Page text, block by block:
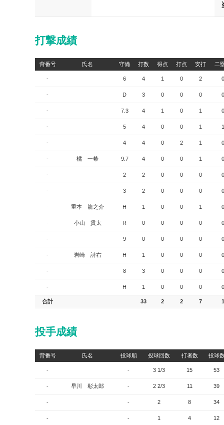
打撃成績
背番号 氏名 守備 打数 得点 打点 安打 二
- 6 4 1 0 2 0
- D 3 0 0 0 0
- 7.3 4 1 0 1 0
- 5 4 0 0 1 1
- 4 4 0 2 1 0
- 橘 一希 9.7 4 0 0 1 0
- 2 2 0 0 0 0
- 3 2 0 0 0 0
- 重本 龍之介 H 1 0 0 1 0
- 小山 貫太 R 0 0 0 0 0
- 9 0 0 0 0 0
- 岩崎 詩右 H 1 0 0 0 0
- 8 3 0 0 0 0
- H 1 0 0 0 0
合計 33 2 2 7 1
投手成績
背番号 氏名 投球順 投球回数 打者数 投球
- - 3 1/3 15 53
- 早川 彰太郎 - 2 2/3 11 39
- - 2 8 34
- - 1 4 12